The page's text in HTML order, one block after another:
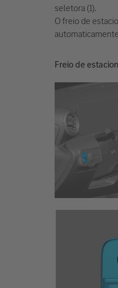
seletora (1).
O freio de
Freio de